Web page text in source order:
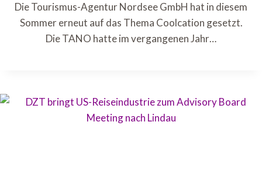
Die Tourismus-Agentur Nordsee GmbH hat in diesem
Sommer erneut auf das Thema Coolcation gesetzt.
Die TANO hatte im vergangenen Jahr…